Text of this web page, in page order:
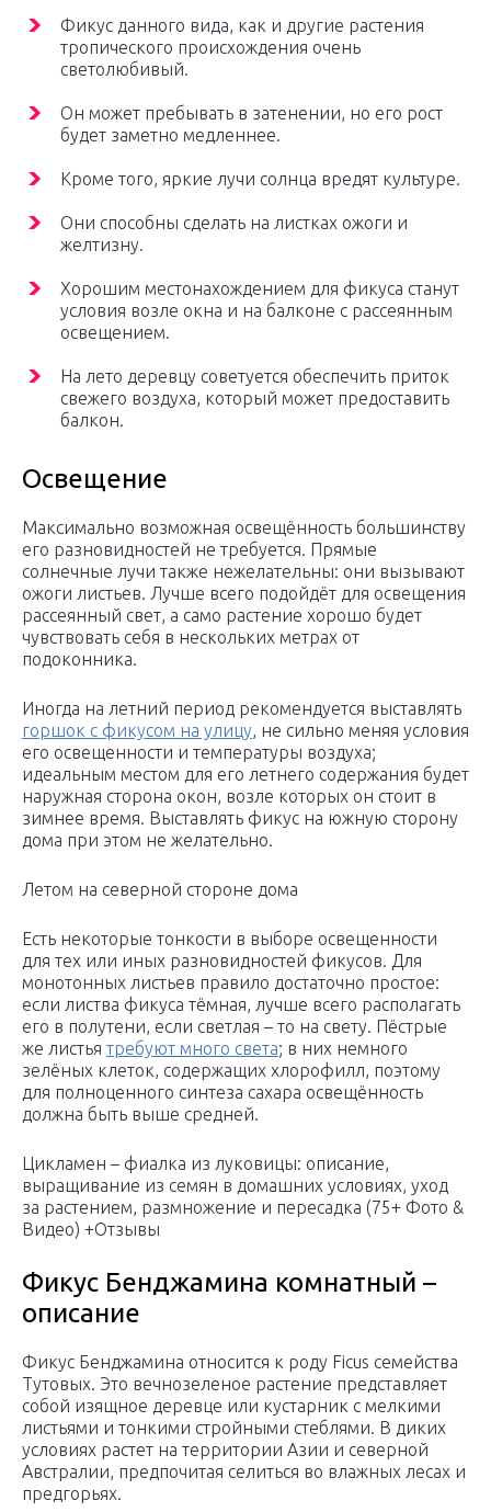
Фикус данного вида, как и другие растения
тропического происхождения очень
светолюбивый.
Он может пребывать в затенении, но его рост
будет заметно медленнее.
Кроме того, яркие лучи солнца вредят культуре.
Они способны сделать на листках ожоги и
желтизну.
Хорошим местонахождением для фикуса станут
условия возле окна и на балконе с рассеянным
освещением.
На лето деревцу советуется обеспечить приток
свежего воздуха, который может предоставить
балкон.
Освещение
Максимально возможная освещённость большинству
его разновидностей не требуется. Прямые
солнечные лучи также нежелательны: они вызывают
ожоги листьев. Лучше всего подойдёт для освещения
рассеянный свет, а само растение хорошо будет
чувствовать себя в нескольких метрах от
подоконника.
Иногда на летний период рекомендуется выставлять
горшок с фикусом на улицу, не сильно меняя условия
его освещенности и температуры воздуха;
идеальным местом для его летнего содержания будет
наружная сторона окон, возле которых он стоит в
зимнее время. Выставлять фикус на южную сторону
дома при этом не желательно.
Летом на северной стороне дома
Есть некоторые тонкости в выборе освещенности
для тех или иных разновидностей фикусов. Для
монотонных листьев правило достаточно простое:
если листва фикуса тёмная, лучше всего располагать
его в полутени, если светлая – то на свету. Пёстрые
же листья требуют много света; в них немного
зелёных клеток, содержащих хлорофилл, поэтому
для полноценного синтеза сахара освещённость
должна быть выше средней.
Цикламен – фиалка из луковицы: описание,
выращивание из семян в домашних условиях, уход
за растением, размножение и пересадка (75+ Фото &
Видео) +Отзывы
Фикус Бенджамина комнатный –
описание
Фикус Бенджамина относится к роду Ficus семейства
Тутовых. Это вечнозеленое растение представляет
собой изящное деревце или кустарник с мелкими
листьями и тонкими стройными стеблями. В диких
условиях растет на территории Азии и северной
Австралии, предпочитая селиться во влажных лесах и
предгорьях.